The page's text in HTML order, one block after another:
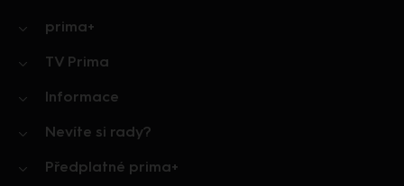
prima+
TV Prima
Informace
Nevíte si rady?
Předplatné prima+